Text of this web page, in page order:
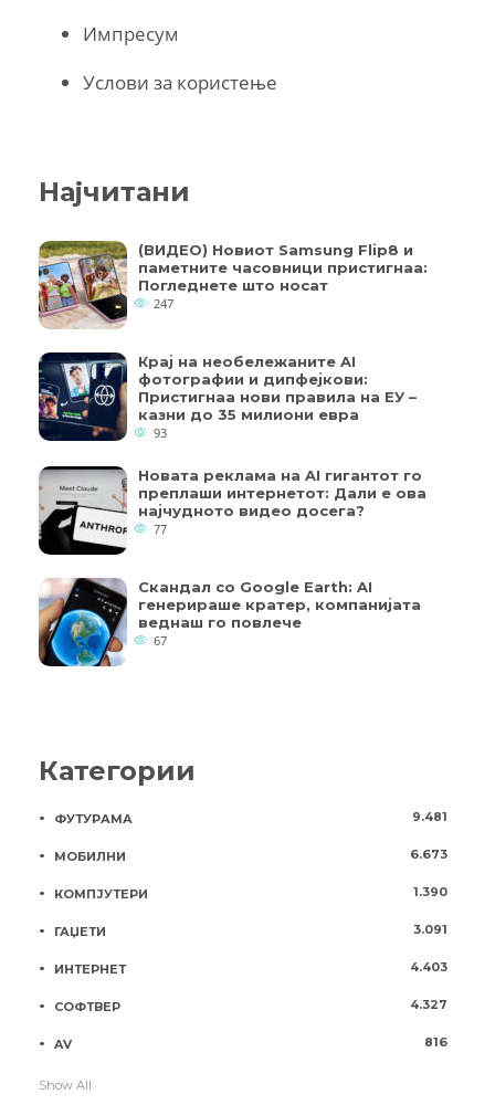
Импресум
Услови за користење
Најчитани
(ВИДЕО) Новиот Samsung Flip8 и
паметните часовници пристигнаа:
Погледнете што носат
247
Крај на необележаните AI
фотографии и дипфејкови:
Пристигнаа нови правила на ЕУ –
казни до 35 милиони евра
93
Новата реклама на AI гигантот го
преплаши интернетот: Дали е ова
најчудното видео досега?
77
Скандал со Google Earth: AI
генерираше кратер, компанијата
веднаш го повлече
67
Категории
ФУТУРАМА 9.481
МОБИЛНИ 6.673
КОМПЈУТЕРИ 1.390
ГАЏЕТИ 3.091
ИНТЕРНЕТ 4.403
СОФТВЕР 4.327
AV 816
Show All